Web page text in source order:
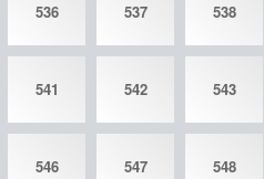
536 537 538
541 542 543
546 547 548